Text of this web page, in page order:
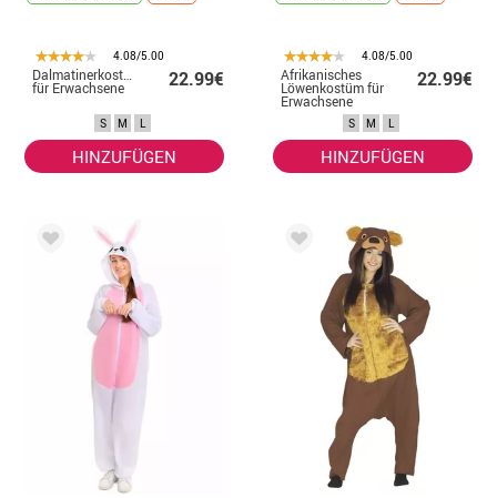
4.08/5.00
Dalmatinerkostüm
für Erwachsene 22.99€
S M L
HINZUFÜGEN
4.08/5.00
Afrikanisches
Löwenkostüm für
Erwachsene
22.99€
S M L
HINZUFÜGEN